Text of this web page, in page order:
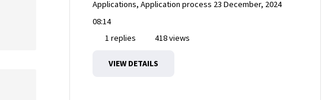
Applications, Application process 23 December, 2024
08:14
1 replies
418 views
VIEW DETAILS